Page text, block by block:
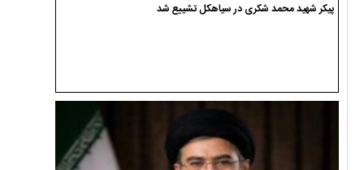
پیکر شهید محمد شکری در سیاهکل تشییع شد